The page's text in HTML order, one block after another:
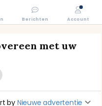
met uw
by Nieuwe advertentie
Berichten Account